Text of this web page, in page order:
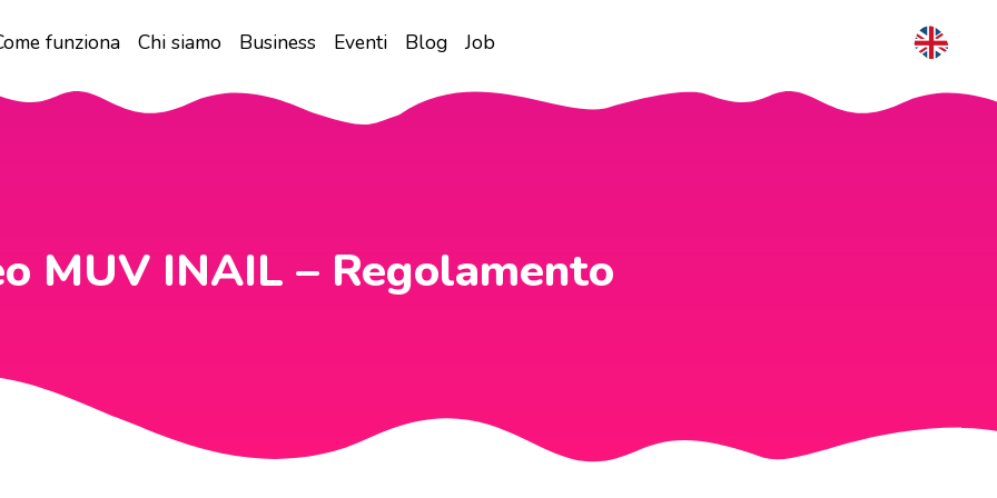
funziona Chi siamo Business Eventi Blog Job
MUV INAIL – Regolamento